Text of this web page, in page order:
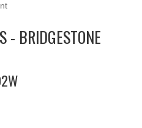
- BRIDGESTONE